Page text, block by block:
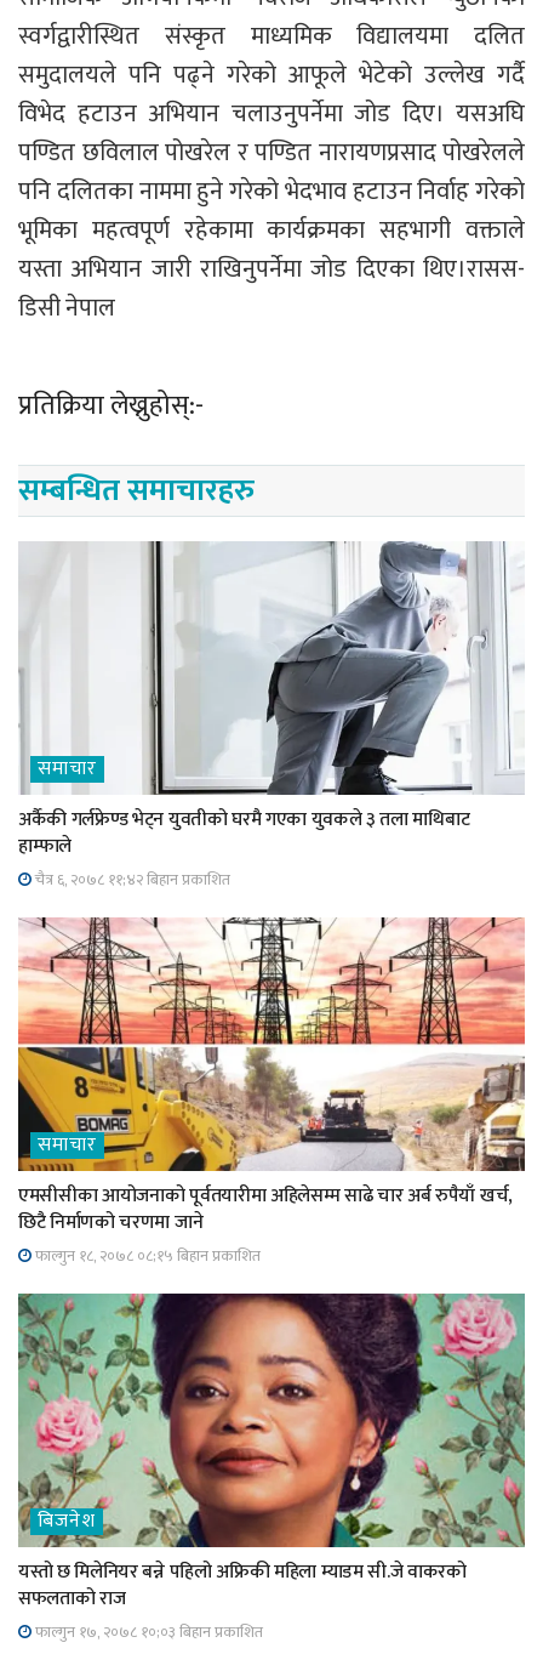
स्वर्गद्वारीस्थित संस्कृत माध्यमिक विद्यालयमा दलित
समुदालयले पनि पढ्ने गरेको आफूले भेटेको उल्लेख गर्दै
विभेद हटाउन अभियान चलाउनुपर्नेमा जोड दिए। यसअघि
पण्डित छविलाल पोखरेल र पण्डित नारायणप्रसाद पोखरेलले
पनि दलितका नाममा हुने गरेको भेदभाव हटाउन निर्वाह गरेकाे
भूमिका महत्वपूर्ण रहेकामा कार्यक्रमका सहभागी वक्ताले
यस्ता अभियान जारी राखिनुपर्नेमा जोड दिएका थिए।रासस-
डिसी नेपाल
प्रतिक्रिया लेख्नुहोस्:-
सम्बन्धित समाचारहरु
समाचार
अर्कैकी गर्लफ्रेण्ड भेट्न युवतीको घरमै गएका युवकले ३ तला माथिबाट
हाम्फाले
चैत्र ६, २०७८ ११;४२ बिहान प्रकाशित
समाचार
एमसीसीका आयोजनाको पूर्वतयारीमा अहिलेसम्म साढे चार अर्ब रुपैयाँ खर्च,
छिटै निर्माणको चरणमा जाने
फाल्गुन १८, २०७८ ०८;१५ बिहान प्रकाशित
बिजनेश
यस्तो छ मिलेनियर बन्ने पहिलो अफ्रिकी महिला म्याडम सी.जे वाकरको
सफलताको राज
फाल्गुन १७, २०७८ १०;०३ बिहान प्रकाशित